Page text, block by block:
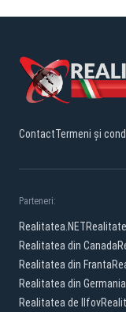
ContactTermeni și
Parteneri:
Realitatea.NET
Realitatea din Canada
Realitatea din Franta
Realitatea din Germania
Realitatea de Ilfov